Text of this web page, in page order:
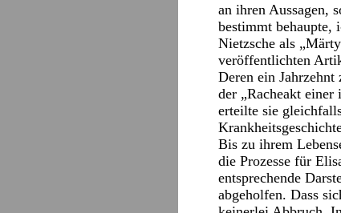
an ihren Aussagen,
bestimmt behaupte,
Nietzsche als
veröffentlichten
Deren ein
der „Racheakt
erteilte sie
Bis zu ihrem
die Prozesse für
entsprechende
abgeholfen. Dass